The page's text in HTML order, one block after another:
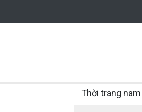
Thời trang nam